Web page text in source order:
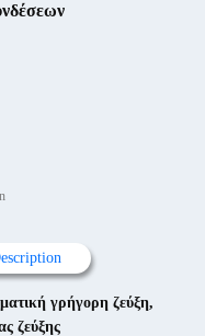
γρήγορη ζεύξη,
ζεύξης